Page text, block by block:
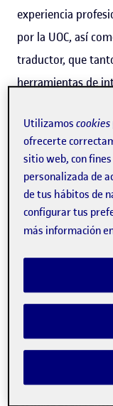
experiencia
por la UOC, así
traductor, que
herramientas de
¿Por qué te
Siempre me ha
de entrar en
diferentes. Creo
herramienta para
Además de eso,
familia
Siempre te has
Utilizamoscookies
ofrecerte
sitio web, con
personalizada de
de tus hábitos de
configurar tus
más información